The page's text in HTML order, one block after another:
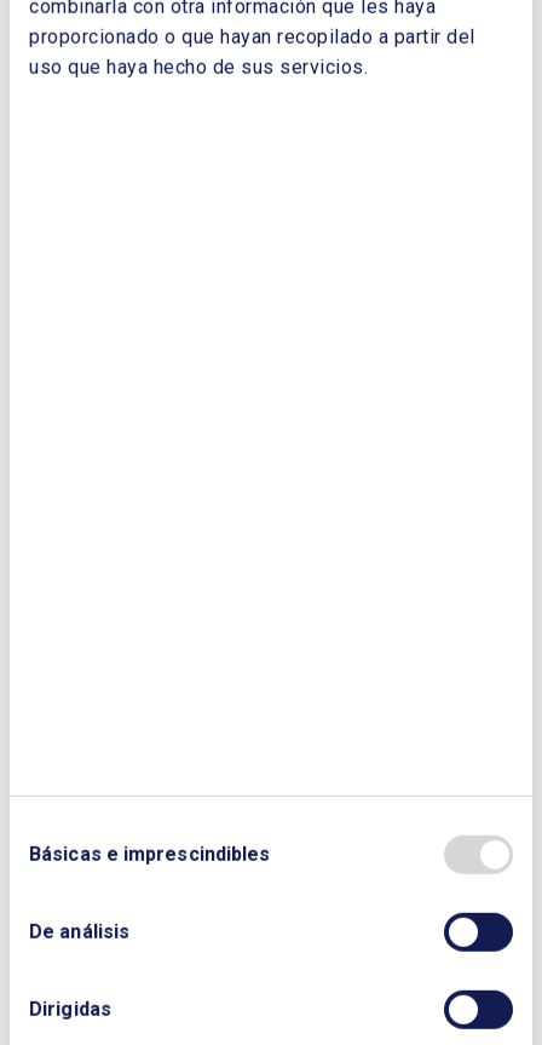
combinarla con otra información que les haya
proporcionado o que hayan recopilado a partir del
uso que haya hecho de sus servicios.
Básicas e imprescindibles
De análisis
Dirigidas
¿QUIERES PONERTE EN CONTACTO CON